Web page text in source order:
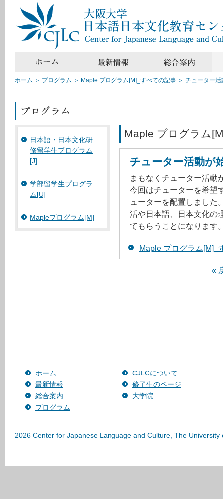
ホーム ＞ プログラム ＞ Maple プログラム[M]_すべての記事 ＞ チューター活
日本語・日本文化研
修留学生プログラム
[J]
学部留学生プログラ
ム[U]
Mapleプログラム[M]
Maple プログラム
チューター活動が
まもなくチューター活動
今回はチューターを希望
ューターを配置しました
活や日本語、日本文化の
てもらうことになります
Maple プログラム[M]_
«
ホーム
CJLCについて
最新情報
修了生のページ
総合案内
大学院
プログラム
2026 Center for Japanese Language and Culture, The University